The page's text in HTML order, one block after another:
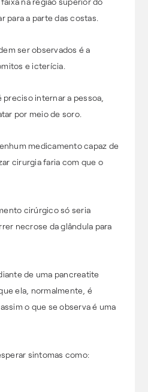
para a parte das costas.
ser observados é a
e icterícia.
preciso internar a pessoa,
por meio de soro.
medicamento capaz de
cirurgia faria com que o
cirúrgico só seria
necrose da glândula para
de uma pancreatite
ela, normalmente, é
o que se observa é uma
sintomas como: